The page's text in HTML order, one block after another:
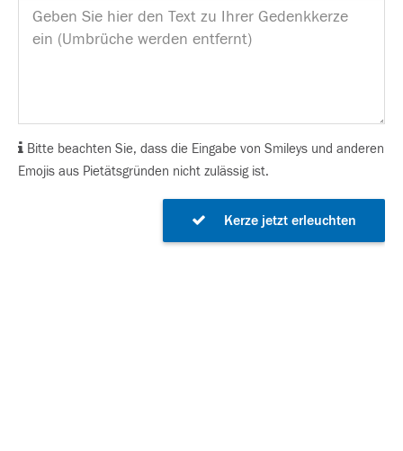
Bitte beachten Sie, dass die Eingabe von Smileys und anderen
Emojis aus Pietätsgründen nicht zulässig ist.
Kerze jetzt erleuchten